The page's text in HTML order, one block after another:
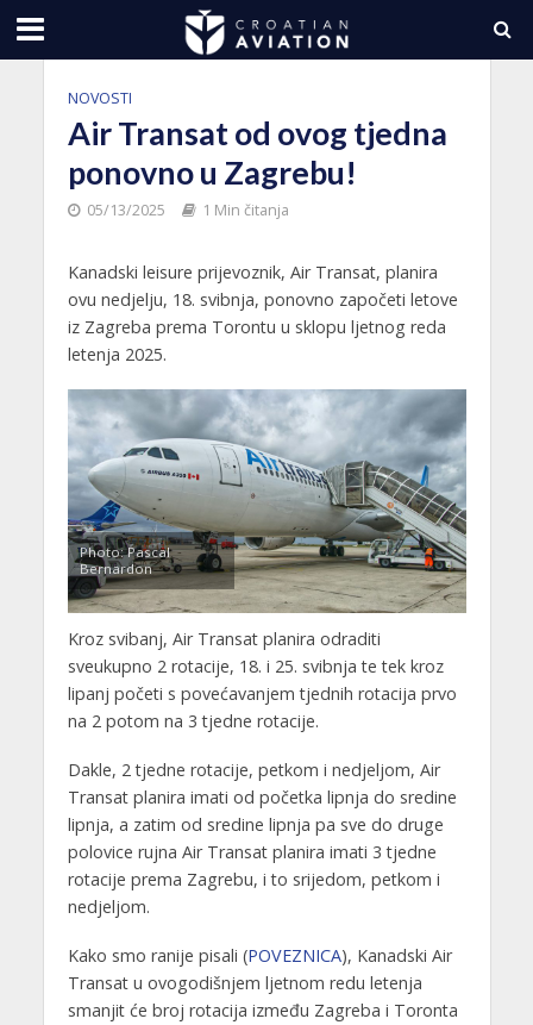
NOVOSTI
Air Transat od ovog tjedna
ponovno u Zagrebu!
05/13/2025 1 Min čitanja
Kanadski leisure prijevoznik, Air Transat, planira
ovu nedjelju, 18. svibnja, ponovno započeti letove
iz Zagreba prema Torontu u sklopu ljetnog reda
letenja 2025.
Photo: Pascal
Bernardon
Kroz svibanj, Air Transat planira odraditi
sveukupno 2 rotacije, 18. i 25. svibnja te tek kroz
lipanj početi s povećavanjem tjednih rotacija prvo
na 2 potom na 3 tjedne rotacije.
Dakle, 2 tjedne rotacije, petkom i nedjeljom, Air
Transat planira imati od početka lipnja do sredine
lipnja, a zatim od sredine lipnja pa sve do druge
polovice rujna Air Transat planira imati 3 tjedne
rotacije prema Zagrebu, i to srijedom, petkom i
nedjeljom.
Kako smo ranije pisali (POVEZNICA), Kanadski Air
Transat u ovogodišnjem ljetnom redu letenja
smanjit će broj rotacija između Zagreba i Toronta